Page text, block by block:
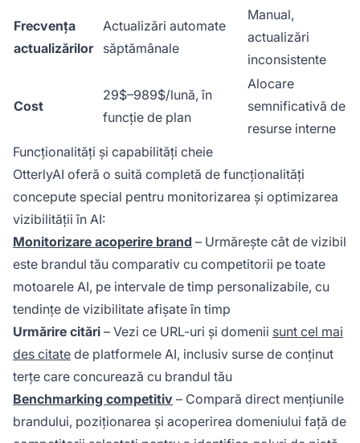
Frecvența
actualizărilor
Actualizări automate
săptămânale
Manual,
actualizări
inconsistente
Cost
29$–989$/lună, în
funcție de plan
Alocare
semnificativă de
resurse interne
Funcționalități și capabilități cheie
OtterlyAI oferă o suită completă de funcționalități
concepute special pentru monitorizarea și optimizarea
vizibilității în AI:
Monitorizare acoperire brand – Urmărește cât de vizibil
este brandul tău comparativ cu competitorii pe toate
motoarele AI, pe intervale de timp personalizabile, cu
tendințe de vizibilitate afișate în timp
Urmărire citări – Vezi ce URL-uri și domenii sunt cel mai
des citate de platformele AI, inclusiv surse de conținut
terțe care concurează cu brandul tău
Benchmarking competitiv – Compară direct mențiunile
brandului, poziționarea și acoperirea domeniului față de